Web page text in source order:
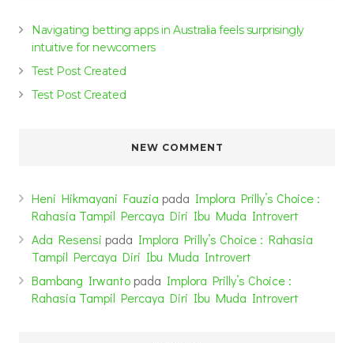
Navigating betting apps in Australia feels surprisingly
intuitive for newcomers
Test Post Created
Test Post Created
NEW COMMENT
Heni Hikmayani Fauzia pada Implora Prilly’s Choice :
Rahasia Tampil Percaya Diri Ibu Muda Introvert
Ada Resensi pada Implora Prilly’s Choice : Rahasia
Tampil Percaya Diri Ibu Muda Introvert
Bambang Irwanto pada Implora Prilly’s Choice :
Rahasia Tampil Percaya Diri Ibu Muda Introvert